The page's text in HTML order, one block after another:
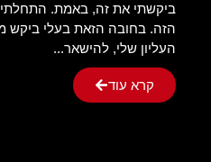
ביקשתי את זה, באמת.
הזה. בחובה הזאת בעלי ביקש
העליון שלי, להישאר...
קרא עוד